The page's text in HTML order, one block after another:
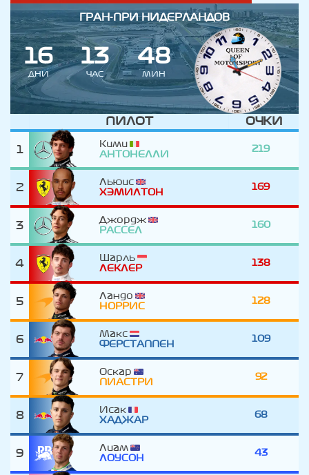
ГРАН-ПРИ НИДЕРЛАНДОВ
16
ДНИ
13
ЧАС
48
МИН
ПИЛОТ ОЧКИ
1
Кими
АНТОНЕЛЛИ
219
2
Льюис
ХЭМИЛТОН
169
3
Джордж
РАССЕЛ
160
4
Шарль
ЛЕКЛЕР
138
5
Ландо
НОРРИС
128
6
Макс
ФЕРСТАППЕН
109
7
Оскар
ПИАСТРИ
92
8
Исак
ХАДЖАР
68
9
Лиам
ЛОУСОН
43